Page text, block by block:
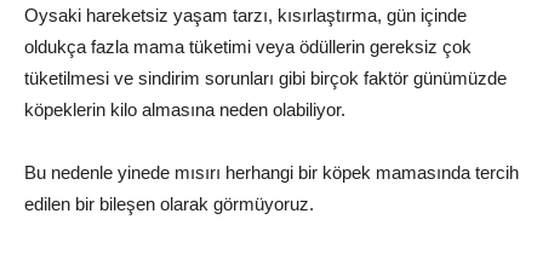
Oysaki hareketsiz yaşam tarzı, kısırlaştırma, gün içinde
oldukça fazla mama tüketimi veya ödüllerin gereksiz çok
tüketilmesi ve sindirim sorunları gibi birçok faktör günümüzde
köpeklerin kilo almasına neden olabiliyor.
Bu nedenle yinede mısırı herhangi bir köpek mamasında tercih
edilen bir bileşen olarak görmüyoruz.